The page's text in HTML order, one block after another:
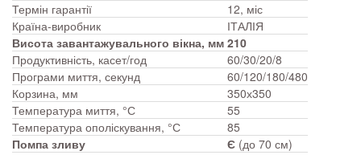
Термін гарантії
12, міс
Країна-виробник
ІТАЛІЯ
Висота завантажувального вікна, мм 210
Продуктивність, касет/год
60/30/20/8
Програми миття, секунд
60/120/180/480
Корзина, мм
350х350
Температура миття, °С
55
Температура ополіскування, °С
85
Помпа зливу
Є (до 70 см)